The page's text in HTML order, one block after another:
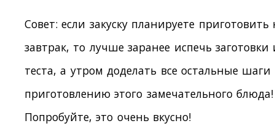
Совет: если закуску планируете приготовить
завтрак, то лучше заранее испечь заготовки
теста, а утром доделать все остальные шаги
приготовлению этого замечательного блюда!
Попробуйте, это очень вкусно!